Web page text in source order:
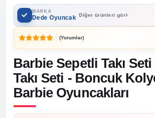
MARKA
Dede Oyuncak Diğer ürünleri gör
(Yorumlar)
Barbie Sepetli Takı
Takı Seti - Boncuk
Barbie Oyuncakları